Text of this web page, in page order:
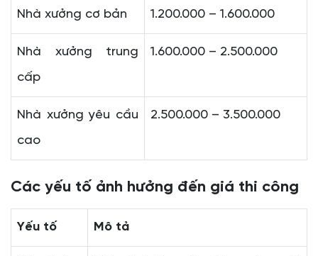
Nhà xưởng cơ bản 1.200.000 – 1.600.000
Nhà xưởng trung
cấp
1.600.000 – 2.500.000
Nhà xưởng yêu cầu
cao
2.500.000 – 3.500.000
Các yếu tố ảnh hưởng đến giá thi công
Yếu tố Mô tả